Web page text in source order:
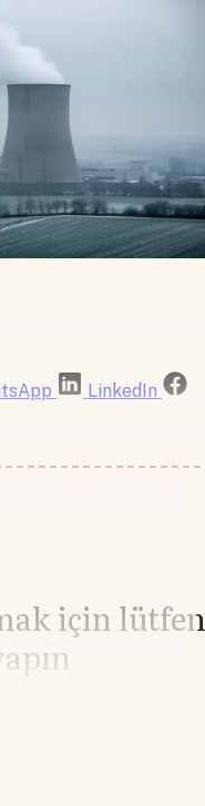
LinkedIn
için lütfen